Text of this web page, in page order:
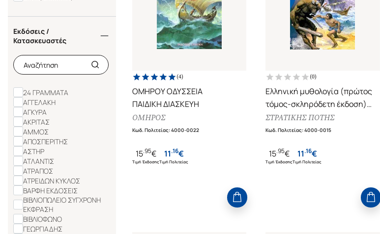
Εκδόσεις /
Κατασκευαστές
24 ΓΡΑΜΜΑΤΑ
ΑΓΓΕΛΑΚΗ
ΑΓΚΥΡΑ
ΑΚΡΙΤΑΣ
ΑΜΜΟΣ
ΑΠΟΣΠΕΡΙΤΗΣ
ΑΣΤΗΡ
ΑΤΛΑΝΤΙΣ
ΑΤΡΑΠΟΣ
ΑΤΡΕΙΔΩΝ ΚΥΚΛΟΣ
ΒΑΡΦΗ ΕΚΔΟΣΕΙΣ
ΒΙΒΛΙΟΠΩΛΕΙΟ ΣΥΓΧΡΟΝΗ
ΕΚΦΡΑΣΗ
ΒΙΒΛΙΟΦΩΝΟ
ΓΕΩΡΓΙΑΔΗΣ
(4)
ΟΜΗΡΟΥ ΟΔΥΣΣΕΙΑ
ΠΑΙΔΙΚΗ ΔΙΑΣΚΕΥΗ
ΟΜΗΡΟΣ
Κωδ. Πολιτείας:4000-0022
15.95€
Τιμή Έκδοσης
11.16€
Τιμή Πολιτείας
(0)
Ελληνική μυθολογία (πρώτος
τόμος-σκληρόδετη έκδοση)
Η Ελλάδα των θρύλων
ΣΤΡΑΤΙΚΗΣ ΠΟΤΗΣ
Κωδ. Πολιτείας:4000-0015
15.95€
Τιμή Έκδοσης
11.16€
Τιμή Πολιτείας